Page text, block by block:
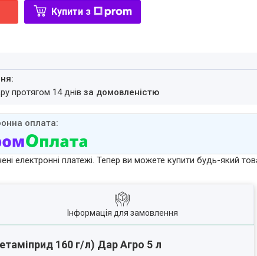
Купити з
протягом 14 днівза домовленістю
електронні платежі. Тепер ви можете купити будь-який
Інформація для замовлення
160 г/л) Дар Агро 5 л